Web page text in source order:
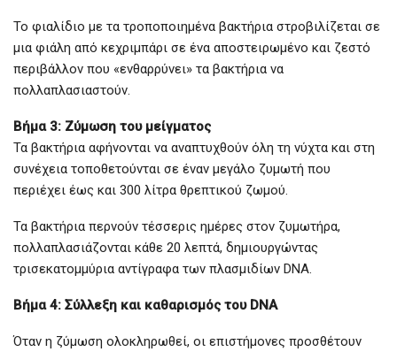
Το φιαλίδιο με τα τροποποιημένα βακτήρια στροβιλίζεται σε
μια φιάλη από κεχριμπάρι σε ένα αποστειρωμένο και ζεστό
περιβάλλον που «ενθαρρύνει» τα βακτήρια να
πολλαπλασιαστούν.
Βήμα 3: Ζύμωση του μείγματος
Τα βακτήρια αφήνονται να αναπτυχθούν όλη τη νύχτα και στη
συνέχεια τοποθετούνται σε έναν μεγάλο ζυμωτή που
περιέχει έως και 300 λίτρα θρεπτικού ζωμού.
Τα βακτήρια περνούν τέσσερις ημέρες στον ζυμωτήρα,
πολλαπλασιάζονται κάθε 20 λεπτά, δημιουργώντας
τρισεκατομμύρια αντίγραφα των πλασμιδίων DNA.
Βήμα 4: Σύλλεξη και καθαρισμός του DNA
Όταν η ζύμωση ολοκληρωθεί, οι επιστήμονες προσθέτουν